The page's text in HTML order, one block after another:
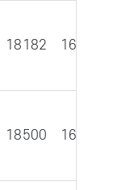
18182 1637
18500 1634